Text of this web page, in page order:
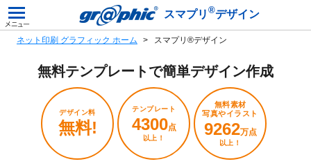
スマプリ ®デザイン
ネット印刷 グラフィック ホーム スマプリ®デザイン
無料テンプレートで簡単デザイン作成
デザイン料
無料!
テンプレート
4300点
以上！
無料素材
写真やイラスト
9262万点
以上！